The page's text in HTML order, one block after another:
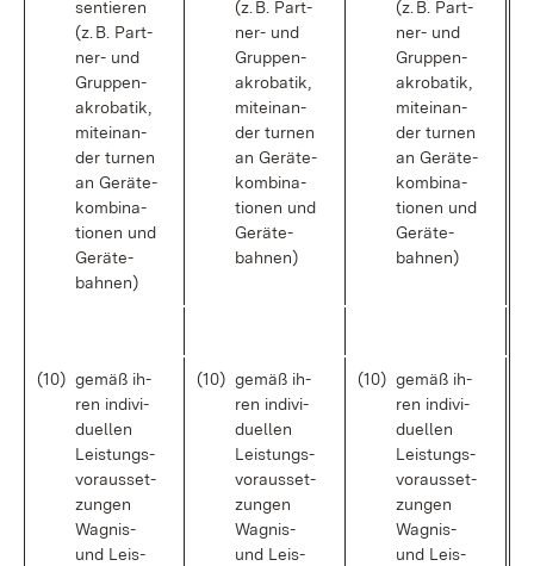
sen­tie­ren
(z. B. Part­
ner- und
Grup­pen­
akro­ba­tik,
mit­ein­an­
der tur­nen
an Ge­rä­te­
kom­bi­na­
tio­nen und
Ge­rä­te­
bah­nen)
(z. B. Part­
ner- und
Grup­pen­
akro­ba­tik,
mit­ein­an­
der tur­nen
an Ge­rä­te­
kom­bi­na­
tio­nen und
Ge­rä­te­
bah­nen)
(z. B. Part­
ner- und
Grup­pen­
akro­ba­tik,
mit­ein­an­
der tur­nen
an Ge­rä­te­
kom­bi­na­
tio­nen und
Ge­rä­te­
bah­nen)
(10) ge­mäß ih­
ren in­di­vi­
du­el­len
Leis­tungs­
vor­aus­set­
zun­gen
Wag­nis-
und Leis­
(10) ge­mäß ih­
ren in­di­vi­
du­el­len
Leis­tungs­
vor­aus­set­
zun­gen
Wag­nis-
und Leis­
(10) ge­mäß ih­
ren in­di­vi­
du­el­len
Leis­tungs­
vor­aus­set­
zun­gen
Wag­nis-
und Leis­